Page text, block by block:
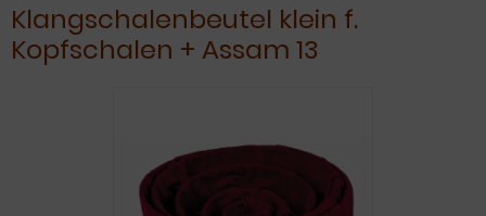
Klangschalenbeutel klein f.
Kopfschalen + Assam 13